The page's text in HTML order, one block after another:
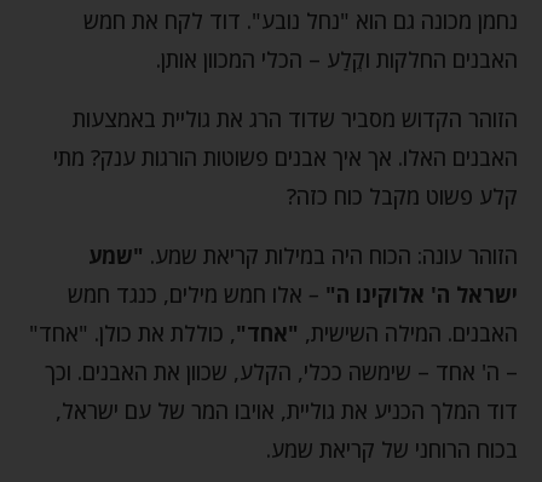
נחמן מכונה גם הוא "נחל נובע". דוד לקח את חמש
האבנים החלקות וקֶלַע – הכלי המכוון אותן.
הזוהר הקדוש מסביר שדוד הרג את גוליית באמצעות
האבנים האלו. אך איך אבנים פשוטות הורגות ענק? מתי
קלע פשוט מקבל כוח כזה?
הזוהר עונה: הכוח היה במילות קריאת שמע. "שמע
ישראל ה' אלוקינו ה" – אלו חמש מילים, כנגד חמש
האבנים. המילה השישית, "אחד", כוללת את כולן. "אחד"
– ה' אחד – שימשה ככלי, הקלע, שכוון את האבנים. וכך
דוד המלך הכניע את גוליית, אויבו המר של עם ישראל,
בכוח הרוחני של קריאת שמע.